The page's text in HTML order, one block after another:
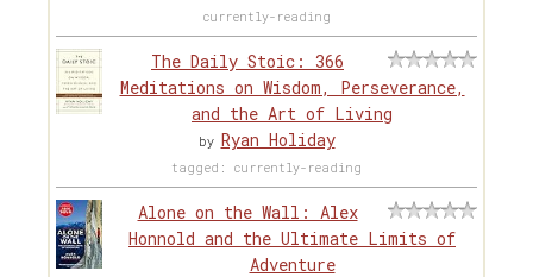
currently-reading
The Daily Stoic: 366
Meditations on Wisdom, Perseverance,
and the Art of Living
by Ryan Holiday
tagged: currently-reading
Alone on the Wall: Alex
Honnold and the Ultimate Limits of
Adventure